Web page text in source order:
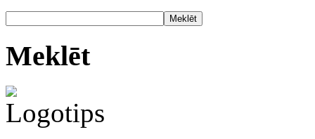
Meklēt
Meklēt